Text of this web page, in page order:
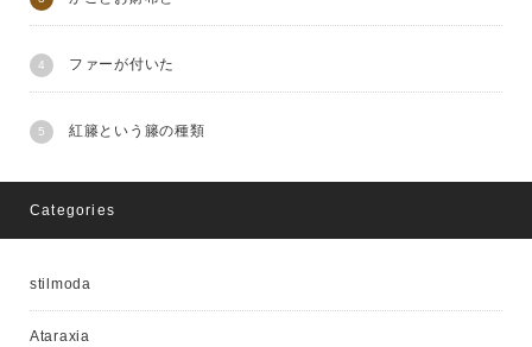
ファーが付いた
紅籐という籐の種類
Categories
stilmoda
Ataraxia